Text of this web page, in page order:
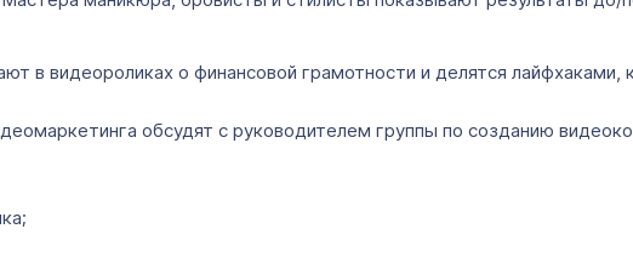
в видеороликах о финансовой грамотности и делятся лайфхаками,
обсудят с руководителем группы по созданию